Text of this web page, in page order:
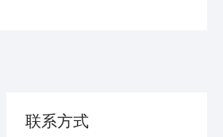
联系方式